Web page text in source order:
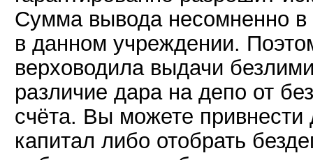
Сумма вывода несомненно в
в данном учреждении.
верховодила выдачи
различие дара на депо от
счёта. Вы можете привнести
капитал либо отобрать